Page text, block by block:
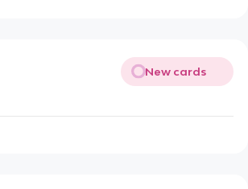
New cards